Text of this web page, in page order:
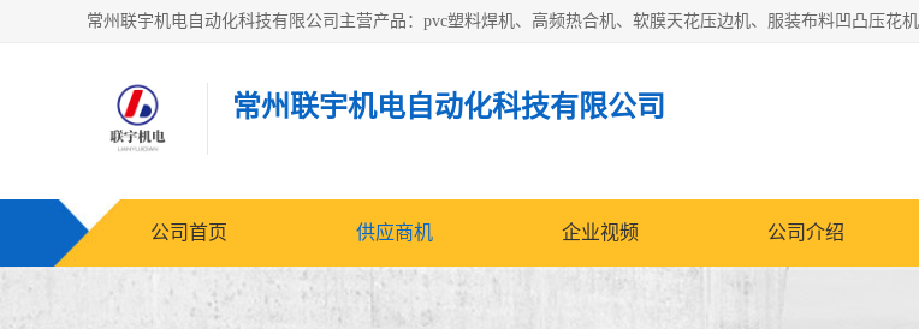
常州联宇机电自动化科技有限公司
公司首页 供应商机 企业视频 公司介绍